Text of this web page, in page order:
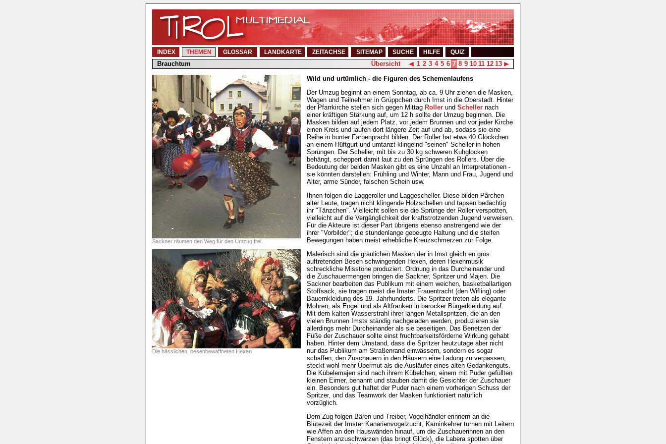
INDEX THEMEN GLOSSAR LANDKARTE ZEITACHSE SITEMAP SUCHE HILFE QUIZ
Brauchtum Übersicht 1 2 3 4 5 6 7 8 9 10 11 12 13
Sackner räumen den Weg für den Umzug frei.
Die hässlichen, besenbewaffneten Hexen
Wild und urtümlich - die Figuren des Schemenlaufens
Der Umzug beginnt an einem Sonntag, ab ca. 9 Uhr ziehen die Masken,
Wagen und Teilnehmer in Grüppchen durch Imst in die Oberstadt. Hinter
der Pfarrkirche stellen sich gegen Mittag Roller und Scheller nach
einer kräftigen Stärkung auf, um 12 h sollte der Umzug beginnen. Die
Masken bilden auf jedem Platz, vor jedem Brunnen und vor jeder Kirche
einen Kreis und laufen dort längere Zeit auf und ab, sodass sie eine
Reihe in bunter Farbenpracht bilden. Der Roller hat etwa 40 Glöckchen
an einem Hüftgurt und umtanzt klingelnd "seinen" Scheller in hohen
Sprüngen. Der Scheller, mit bis zu 30 kg schweren Kuhglocken
behängt, scheppert damit laut zu den Sprüngen des Rollers. Über die
Bedeutung der beiden Masken gibt es eine Unzahl an Interpretationen -
sie könnten darstellen: Frühling und Winter, Mann und Frau, Jugend und
Alter, arme Sünder, falschen Schein usw.
Ihnen folgen die Laggeroller und Laggescheller. Diese bilden Pärchen
alter Leute, tragen nicht klingende Holzschellen und tapsen bedächtig
ihr "Tänzchen". Vielleicht sollen sie die Sprünge der Roller verspotten,
vielleicht auf die Vergänglichkeit der kraftstrotzenden Jugend verweisen.
Für die Akteure ist dieser Part übrigens ebenso anstrengend wie der
ihrer "Vorbilder"; die stundenlange gebeugte Haltung und die steifen
Bewegungen haben meist erhebliche Kreuzschmerzen zur Folge.
Malerisch sind die gräulichen Masken der in Imst gleich en gros
auftretenden Besen schwingenden Hexen, deren Hexenmusik
schreckliche Misstöne produziert. Ordnung in das Durcheinander und
die Zuschauermengen bringen die Sackner, Spritzer und Majen. Die
Sackner bearbeiten das Publikum mit einem weichen, basketballartigen
Stoffsack, sie tragen meist die Imster Frauentracht (den Wifling) oder
Bauernkleidung des 19. Jahrhunderts. Die Spritzer treten als elegante
Mohren, als Engel und als Altfranken in barocker Bürgerkleidung auf.
Mit dem kalten Wasserstrahl ihrer langen Metallspritzen, die an den
vielen Brunnen Imsts ständig nachgeladen werden, produzieren sie
allerdings mehr Durcheinander als sie beseitigen. Das Benetzen der
Füße der Zuschauer sollte einst fruchtbarkeitsförderne Wirkung gehabt
haben. Hinter dem Umstand, dass die Spritzer heutzutage aber nicht
nur das Publikum am Straßenrand einwässern, sondern es sogar
schaffen, den Zuschauern in den Häusern eine Ladung zu verpassen,
steckt wohl mehr Übermut als die Ausläufer eines alten Gedankenguts.
Die Kübelemajen sind nach ihrem Kübelchen, einem mit Puder gefüllten
kleinen Eimer, benannt und stauben damit die Gesichter der Zuschauer
ein. Besonders gut haftet der Puder nach einem vorherigen Schuss der
Spritzer, und das Teamwork der Masken funktioniert natürlich
vorzüglich.
Dem Zug folgen Bären und Treiber, Vogelhändler erinnern an die
Blütezeit der Imster Kanarienvogelzucht, Kaminkehrer turnen mit Leitern
wie Affen an den Hauswänden hinauf, um die Zuschauerinnen an den
Fenstern anzuschwärzen (das bringt Glück), die Labera spotten über